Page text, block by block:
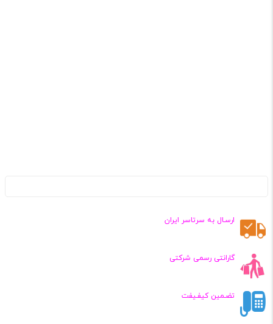
ارسـال به سرتاسر ایران
گارانتی رسمی شرکتی
تضـمین کیفـیفت